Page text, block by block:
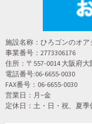
施設名称：ひろゴンのオア
事業番号：2773306176
住所：〒557-0014 大阪府
電話番号:06-6655-0030
FAX番号：06-6655-0030
営業日：月~金
定休日：土・日・祝、夏季